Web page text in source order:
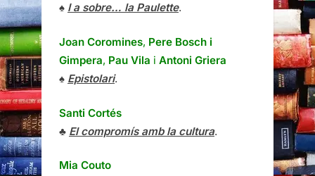
♠ I a sobre… la Paulette.
Joan Coromines, Pere Bosch i
Gimpera, Pau Vila i Antoni Griera
♠ Epistolari.
Santi Cortés
♣ El compromís amb la cultura.
Mia Couto